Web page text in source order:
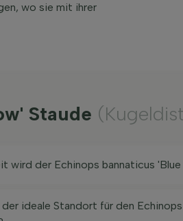
wo sie mit ihrer
Staude
wird der Echinops bannaticus
ideale Standort für den